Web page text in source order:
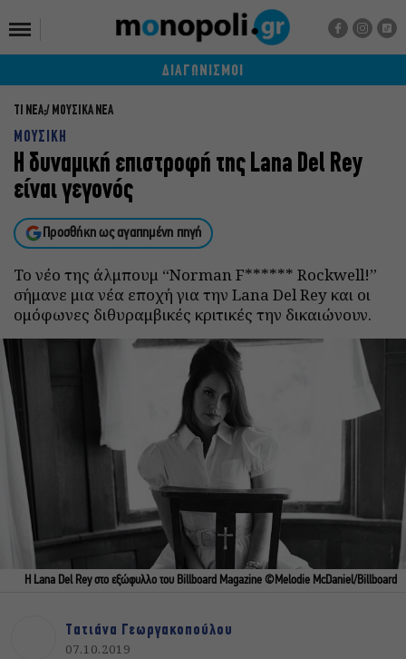
ΔΙΑΓΩΝΙΣΜΟΙ
ΤΙ ΝΕΑ; ΜΟΥΣΙΚΑ ΝΕΑ
ΜΟΥΣΙΚΗ
Η δυναμική επιστροφή της Lana Del Rey
είναι γεγονός
Προσθήκη ως αγαπημένη πηγή
Το νέο της άλμπουμ “Norman F****** Rockwell!”
σήμανε μια νέα εποχή για την Lana Del Rey και οι
ομόφωνες διθυραμβικές κριτικές την δικαιώνουν.
Η Lana Del Rey στο εξώφυλλο του Billboard Magazine ©Melodie McDaniel/Billboard
Τατιάνα Γεωργακοπούλου
07.10.2019